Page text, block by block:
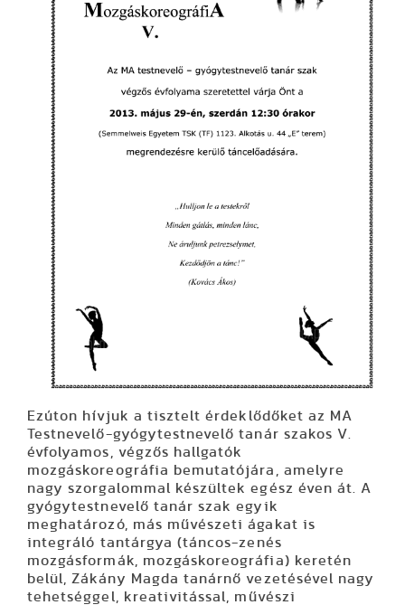
Ezúton hívjuk a tisztelt érdeklődőket az MA
Testnevelő-gyógytestnevelő tanár szakos V.
évfolyamos, végzős hallgatók
mozgáskoreográfia bemutatójára, amelyre
nagy szorgalommal készültek egész éven át. A
gyógytestnevelő tanár szak egyik
meghatározó, más művészeti ágakat is
integráló tantárgya (táncos-zenés
mozgásformák, mozgáskoreográfia) keretén
belül, Zákány Magda tanárnő vezetésével nagy
tehetséggel, kreativitással, művészi